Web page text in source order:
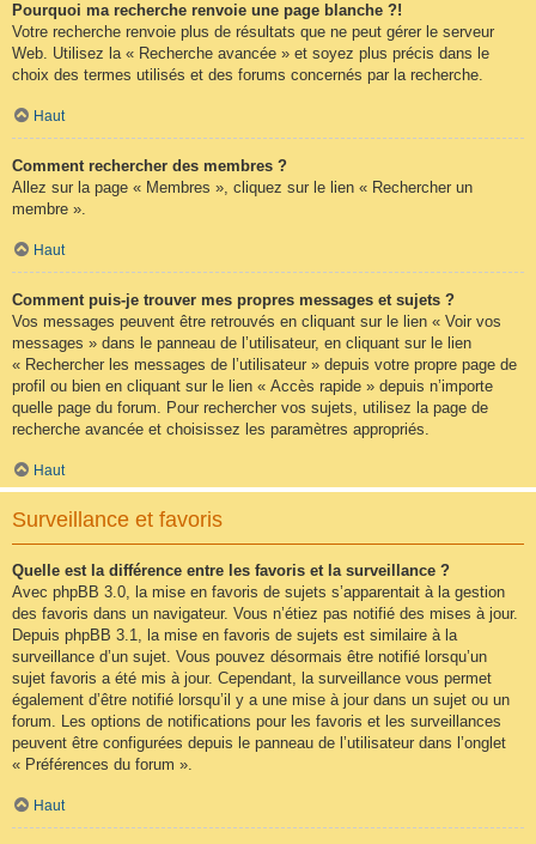
Pourquoi ma recherche renvoie une page blanche ?!
Votre recherche renvoie plus de résultats que ne peut gérer le serveur
Web. Utilisez la « Recherche avancée » et soyez plus précis dans le
choix des termes utilisés et des forums concernés par la recherche.
Haut
Comment rechercher des membres ?
Allez sur la page « Membres », cliquez sur le lien « Rechercher un
membre ».
Haut
Comment puis-je trouver mes propres messages et sujets ?
Vos messages peuvent être retrouvés en cliquant sur le lien « Voir vos
messages » dans le panneau de l’utilisateur, en cliquant sur le lien
« Rechercher les messages de l’utilisateur » depuis votre propre page de
profil ou bien en cliquant sur le lien « Accès rapide » depuis n’importe
quelle page du forum. Pour rechercher vos sujets, utilisez la page de
recherche avancée et choisissez les paramètres appropriés.
Haut
Surveillance et favoris
Quelle est la différence entre les favoris et la surveillance ?
Avec phpBB 3.0, la mise en favoris de sujets s’apparentait à la gestion
des favoris dans un navigateur. Vous n’étiez pas notifié des mises à jour.
Depuis phpBB 3.1, la mise en favoris de sujets est similaire à la
surveillance d’un sujet. Vous pouvez désormais être notifié lorsqu’un
sujet favoris a été mis à jour. Cependant, la surveillance vous permet
également d’être notifié lorsqu’il y a une mise à jour dans un sujet ou un
forum. Les options de notifications pour les favoris et les surveillances
peuvent être configurées depuis le panneau de l’utilisateur dans l’onglet
« Préférences du forum ».
Haut